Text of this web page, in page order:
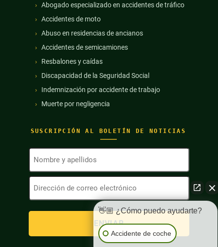
SUSCRIPCIÓN AL BOLETÍN DE NOTICIAS
Nombre
apellidos
Dirección
de
correo
electrónico
(Obligatorio)
Abogado especializado en accidentes de tráfico
Accidentes de moto
Abuso en residencias de ancianos
Accidentes de semicamiones
Resbalones y caídas
Discapacidad de la Seguridad Social
Indemnización por accidente de trabajo
Muerte por negligencia
👋🏼 ¿Cómo puedo ayudarte?
Accidente de coche